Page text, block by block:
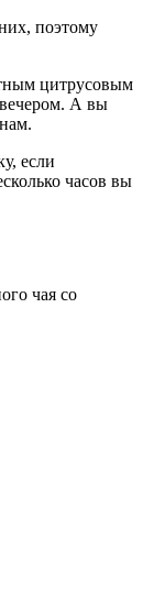
поэтому
цитрусовым
А вы
если
часов вы
чая со